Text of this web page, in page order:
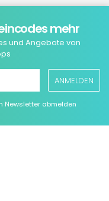
mehr
und Angebote von
ANMELDEN
Newsletter abmelden